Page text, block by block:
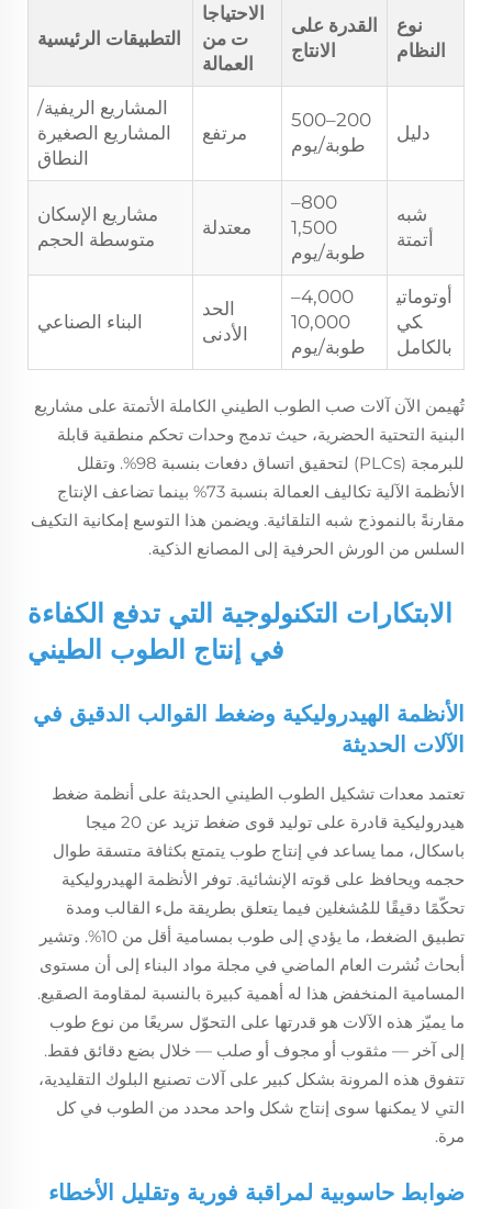
نوع
النظام
القدرة على
الانتاج
الاحتياجا
ت من
العمالة
التطبيقات الرئيسية
دليل
200–500
طوبة/يوم
مرتفع
المشاريع الريفية/
المشاريع الصغيرة
النطاق
شبه
أتمتة
800–
1,500
طوبة/يوم
معتدلة
مشاريع الإسكان
متوسطة الحجم
أوتوماتي
كي
بالكامل
4,000–
10,000
طوبة/يوم
الحد
الأدنى
البناء الصناعي
تُهيمن الآن آلات صب الطوب الطيني الكاملة الأتمتة على مشاريع
البنية التحتية الحضرية، حيث تدمج وحدات تحكم منطقية قابلة
للبرمجة (PLCs) لتحقيق اتساق دفعات بنسبة 98%. وتقلل
الأنظمة الآلية تكاليف العمالة بنسبة 73% بينما تضاعف الإنتاج
مقارنةً بالنموذج شبه التلقائية. ويضمن هذا التوسع إمكانية التكيف
السلس من الورش الحرفية إلى المصانع الذكية.
الابتكارات التكنولوجية التي تدفع الكفاءة
في إنتاج الطوب الطيني
الأنظمة الهيدروليكية وضغط القوالب الدقيق في
الآلات الحديثة
تعتمد معدات تشكيل الطوب الطيني الحديثة على أنظمة ضغط
هيدروليكية قادرة على توليد قوى ضغط تزيد عن 20 ميجا
باسكال، مما يساعد في إنتاج طوب يتمتع بكثافة متسقة طوال
حجمه ويحافظ على قوته الإنشائية. توفر الأنظمة الهيدروليكية
تحكّمًا دقيقًا للمُشغلين فيما يتعلق بطريقة ملء القالب ومدة
تطبيق الضغط، ما يؤدي إلى طوب بمسامية أقل من 10%. وتشير
أبحاث نُشرت العام الماضي في مجلة مواد البناء إلى أن مستوى
المسامية المنخفض هذا له أهمية كبيرة بالنسبة لمقاومة الصقيع.
ما يميّز هذه الآلات هو قدرتها على التحوّل سريعًا من نوع طوب
إلى آخر — مثقوب أو مجوف أو صلب — خلال بضع دقائق فقط.
تتفوق هذه المرونة بشكل كبير على آلات تصنيع البلوك التقليدية،
التي لا يمكنها سوى إنتاج شكل واحد محدد من الطوب في كل
مرة.
ضوابط حاسوبية لمراقبة فورية وتقليل الأخطاء